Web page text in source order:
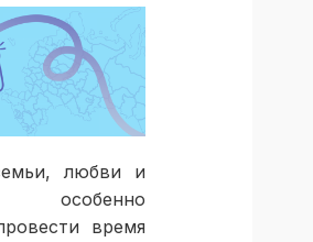
любви и
особенно
время